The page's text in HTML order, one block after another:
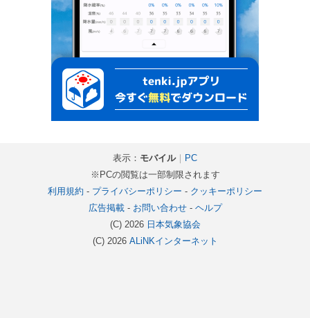
表示： モバイル｜
PC
※PCの閲覧は一部制限されます
利用規約 - プライバシーポリシー - クッキーポリシー
広告掲載- お問い合わせ- ヘルプ
(C) 2026 日本気象協会
(C) 2026 ALiNKインターネット